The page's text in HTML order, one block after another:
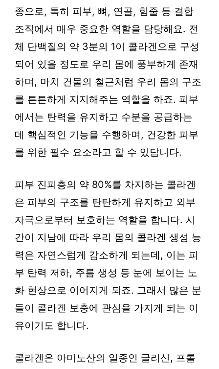
종으로, 특히 피부, 뼈, 연골, 힘줄 등 결합
조직에서 매우 중요한 역할을 담당해요. 전
체 단백질의 약 3분의 1이 콜라겐으로 구성
되어 있을 정도로 우리 몸에 풍부하게 존재
하며, 마치 건물의 철근처럼 우리 몸의 구조
를 튼튼하게 지지해주는 역할을 하죠. 피부
에서는 탄력을 유지하고 수분을 공급하는
데 핵심적인 기능을 수행하며, 건강한 피부
를 위한 필수 요소라고 할 수 있답니다.
피부 진피층의 약 80%를 차지하는 콜라겐
은 피부의 구조를 탄탄하게 유지하고 외부
자극으로부터 보호하는 역할을 합니다. 시
간이 지남에 따라 우리 몸의 콜라겐 생성 능
력은 자연스럽게 감소하게 되는데, 이는 피
부 탄력 저하, 주름 생성 등 눈에 보이는 노
화 현상으로 이어지게 되죠. 그래서 많은 분
들이 콜라겐 보충에 관심을 가지게 되는 이
유이기도 합니다.
콜라겐은 아미노산의 일종인 글리신, 프롤